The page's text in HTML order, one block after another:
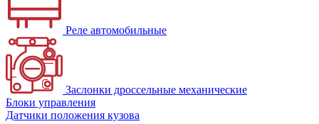
Реле автомобильные
Заслонки дроссельные механические
Блоки управления
Датчики положения кузова